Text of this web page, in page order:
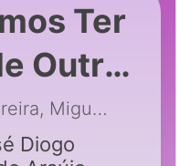
Ter
Outra
Ricardo Araújo Pereira, Miguel Góis, José Diogo Quintela
Diogo